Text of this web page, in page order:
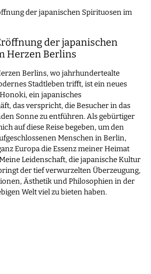
der japanischen
Herzen Berlins
Berlins, wo jahrhundertealte
Stadtleben trifft, ist ein neues
ein japanisches
das verspricht, die Besucher in das
Sonne zu entführen. Als gebürtiger
auf diese Reise begeben, um den
Menschen in Berlin,
Europa die Essenz meiner Heimat
Leidenschaft, die japanische Kultur
der tief verwurzelten Überzeugung,
Ästhetik und Philosophien in der
Welt viel zu bieten haben.